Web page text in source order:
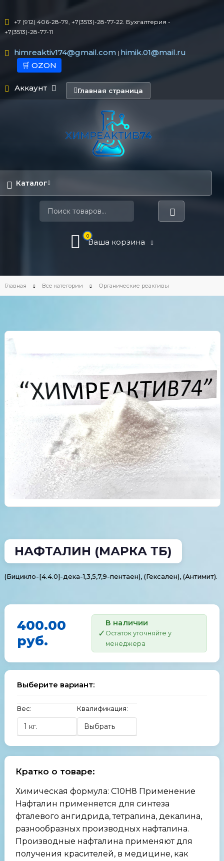
+7 (912) 406-28-79, +7(3513)-28-77-22. Бухгалтерия -
+7(3513)-28-77-11
himreaktiv174@gmail.com| himik.01@mail.ru
🛒 OZON
Аккаунт Главная страница
Каталог
0
Ваша корзина
Главная Все категории Органические реактивы
НАФТАЛИН (МАРКА ТБ)
(Бицикло-[4.4.0]-дека-1,3,5,7,9-пентаен), (Гексален), (Антимит).
400.00
руб.
В наличии
Остаток уточняйте у
менеджера
Выберите вариант:
Вес: Квалификация:
Кратко о товаре:
Химическая формула: C10H8 Применение
Нафталин применяется для синтеза
фталевого ангидрида, тетралина, декалина,
разнообразных производных нафталина.
Производные нафталина применяют для
получения красителей, в медицине, как